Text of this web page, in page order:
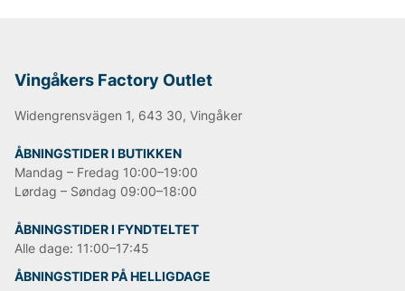
Vingåkers Factory Outlet
Widengrensvägen 1, 643 30, Vingåker
ÅBNINGSTIDER I BUTIKKEN
Mandag – Fredag 10:00–19:00
Lørdag – Søndag 09:00–18:00
ÅBNINGSTIDER I FYNDTELTET
Alle dage: 11:00–17:45
ÅBNINGSTIDER PÅ HELLIGDAGE